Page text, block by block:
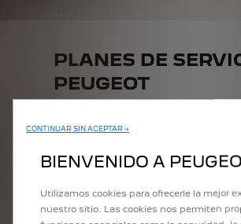
PLANES DE
PEUGEOT
Descubre los planes de servicio para
y mantenimiento.
CONOCE MÁS
CONTINUAR SIN ACEPTAR →
BIENVENIDO A
Utilizamos cookies para ofrecerle la mejor
nuestro sitio. Las cookies nos permiten